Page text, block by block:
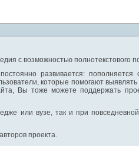
с возможностью полнотекстового
развивается:
которые помогают
Вы тоже можете поддержать
или вузе, так и при
проекта.